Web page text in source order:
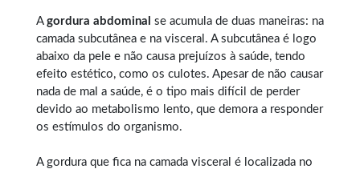
A gordura abdominal se acumula de duas maneiras: na
camada subcutânea e na visceral. A subcutânea é logo
abaixo da pele e não causa prejuízos à saúde, tendo
efeito estético, como os culotes. Apesar de não causar
nada de mal a saúde, é o tipo mais difícil de perder
devido ao metabolismo lento, que demora a responder
os estímulos do organismo.
A gordura que fica na camada visceral é localizada no